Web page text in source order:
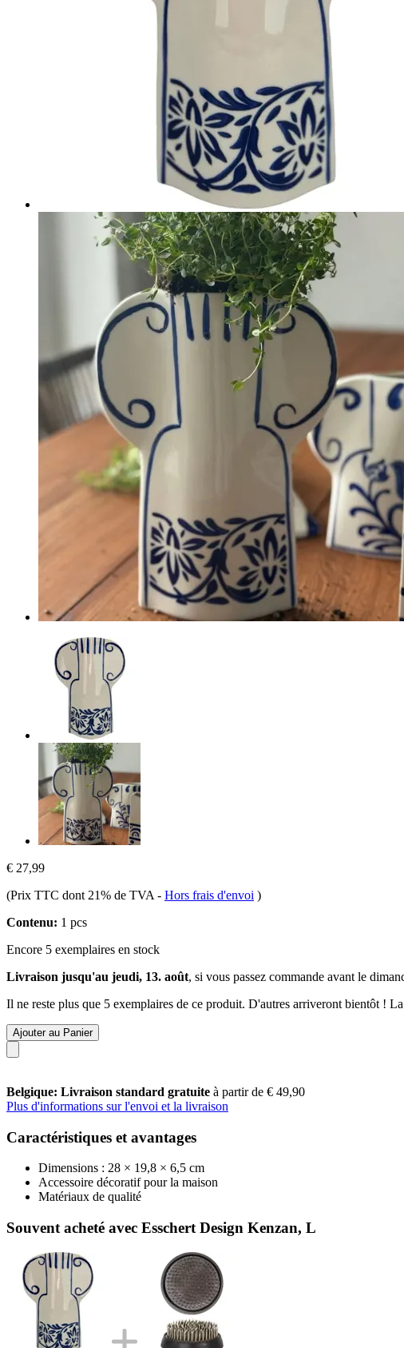
€ 27,99
(Prix TTC dont 21% de TVA - Hors frais d'envoi )
Contenu: 1 pcs
Encore 5 exemplaires en stock
Livraison jusqu'au jeudi, 13. août, si vous passez commande avant le
Il ne reste plus que 5 exemplaires de ce produit. D'autres arriveront bientôt !
Ajouter au Panier
Belgique: Livraison standard gratuite à partir de € 49,90
Plus d'informations sur l'envoi et la livraison
Caractéristiques et avantages
Dimensions : 28 × 19,8 × 6,5 cm
Accessoire décoratif pour la maison
Matériaux de qualité
Souvent acheté avec Esschert Design Kenzan, L